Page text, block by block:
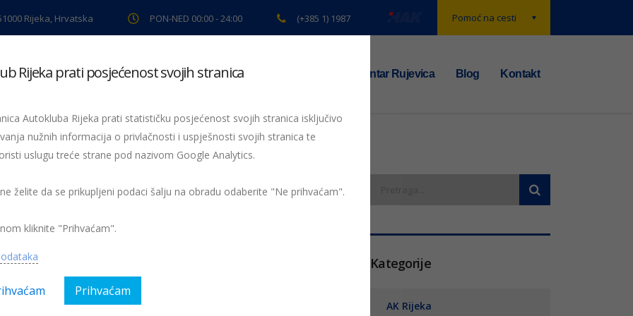
Pomoć na cesti
Rijeka, Hrvatska PON-NED 00:00 - 24:00 (+385 1) 1987
pregled Pomoć na cesti Servis Preventiva TS centar Rujevica Blog Kontakt
Kategorije
AK Rijeka
Rijeka prati posjećenost svojih stranica
Autokluba Rijeka prati statističku posjećenost svojih stranica isključivo
nužnih informacija o privlačnosti i uspješnosti svojih stranica te
uslugu treće strane pod nazivom Google Analytics.
želite da se prikupljeni podaci šalju na obradu odaberite "Ne prihvaćam".
kliknite "Prihvaćam".
Prihvaćam